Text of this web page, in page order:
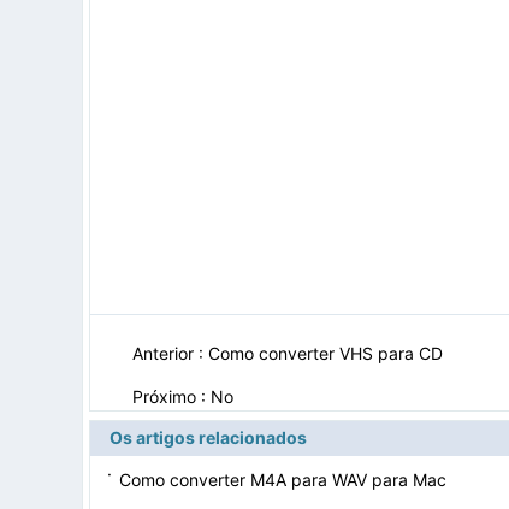
Anterior : Como converter VHS para CD
Próximo : No
Os artigos relacionados
· Como converter M4A para WAV para Mac